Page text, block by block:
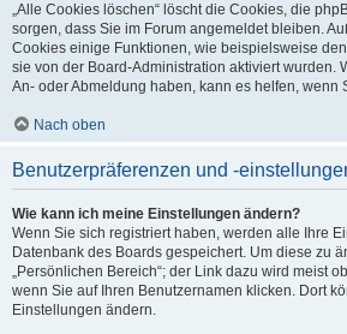
„Alle Cookies löschen“ löscht die Cookies, die
sorgen, dass Sie im Forum angemeldet bleiben.
Cookies einige Funktionen, wie beispielsweise den
sie von der Board-Administration aktiviert wurden.
An- oder Abmeldung haben, kann es helfen, wenn
Nach oben
Benutzerpräferenzen und -
Wie kann ich meine Einstellungen ändern?
Wenn Sie sich registriert haben, werden alle Ihre
Datenbank des Boards gespeichert. Um diese zu
„Persönlichen Bereich“; der Link dazu wird meist
wenn Sie auf Ihren Benutzernamen klicken. Dort
Einstellungen ändern.